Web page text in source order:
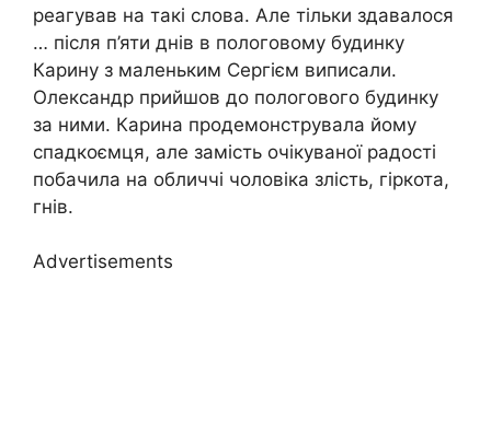
реагував на такі слова. Але тільки здавалося
… після п’яти днів в пологовому будинку
Карину з маленьким Сергієм виписали.
Олександр прийшов до пологового будинку
за ними. Карина продемонструвала йому
спадкоємця, але замість очікуваної радості
побачила на обличчі чоловіка злість, гіркота,
гнів.
Advertisements